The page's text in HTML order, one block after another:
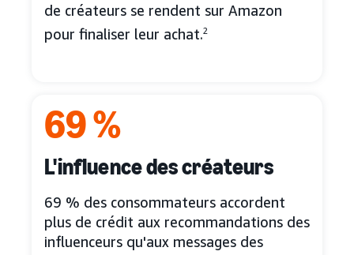
de créateurs se rendent sur Amazon
pour finaliser leur achat.2
69 %
L'influence des créateurs
69 % des consommateurs accordent
plus de crédit aux recommandations des
influenceurs qu'aux messages des